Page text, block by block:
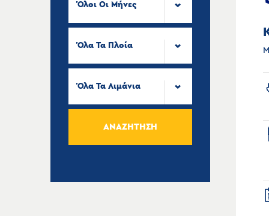
Όλοι Οι Μήνες
Όλα Τα Πλοία
Όλα Τα Λιμάνια
ΑΝΑΖΉΤΗΣΗ